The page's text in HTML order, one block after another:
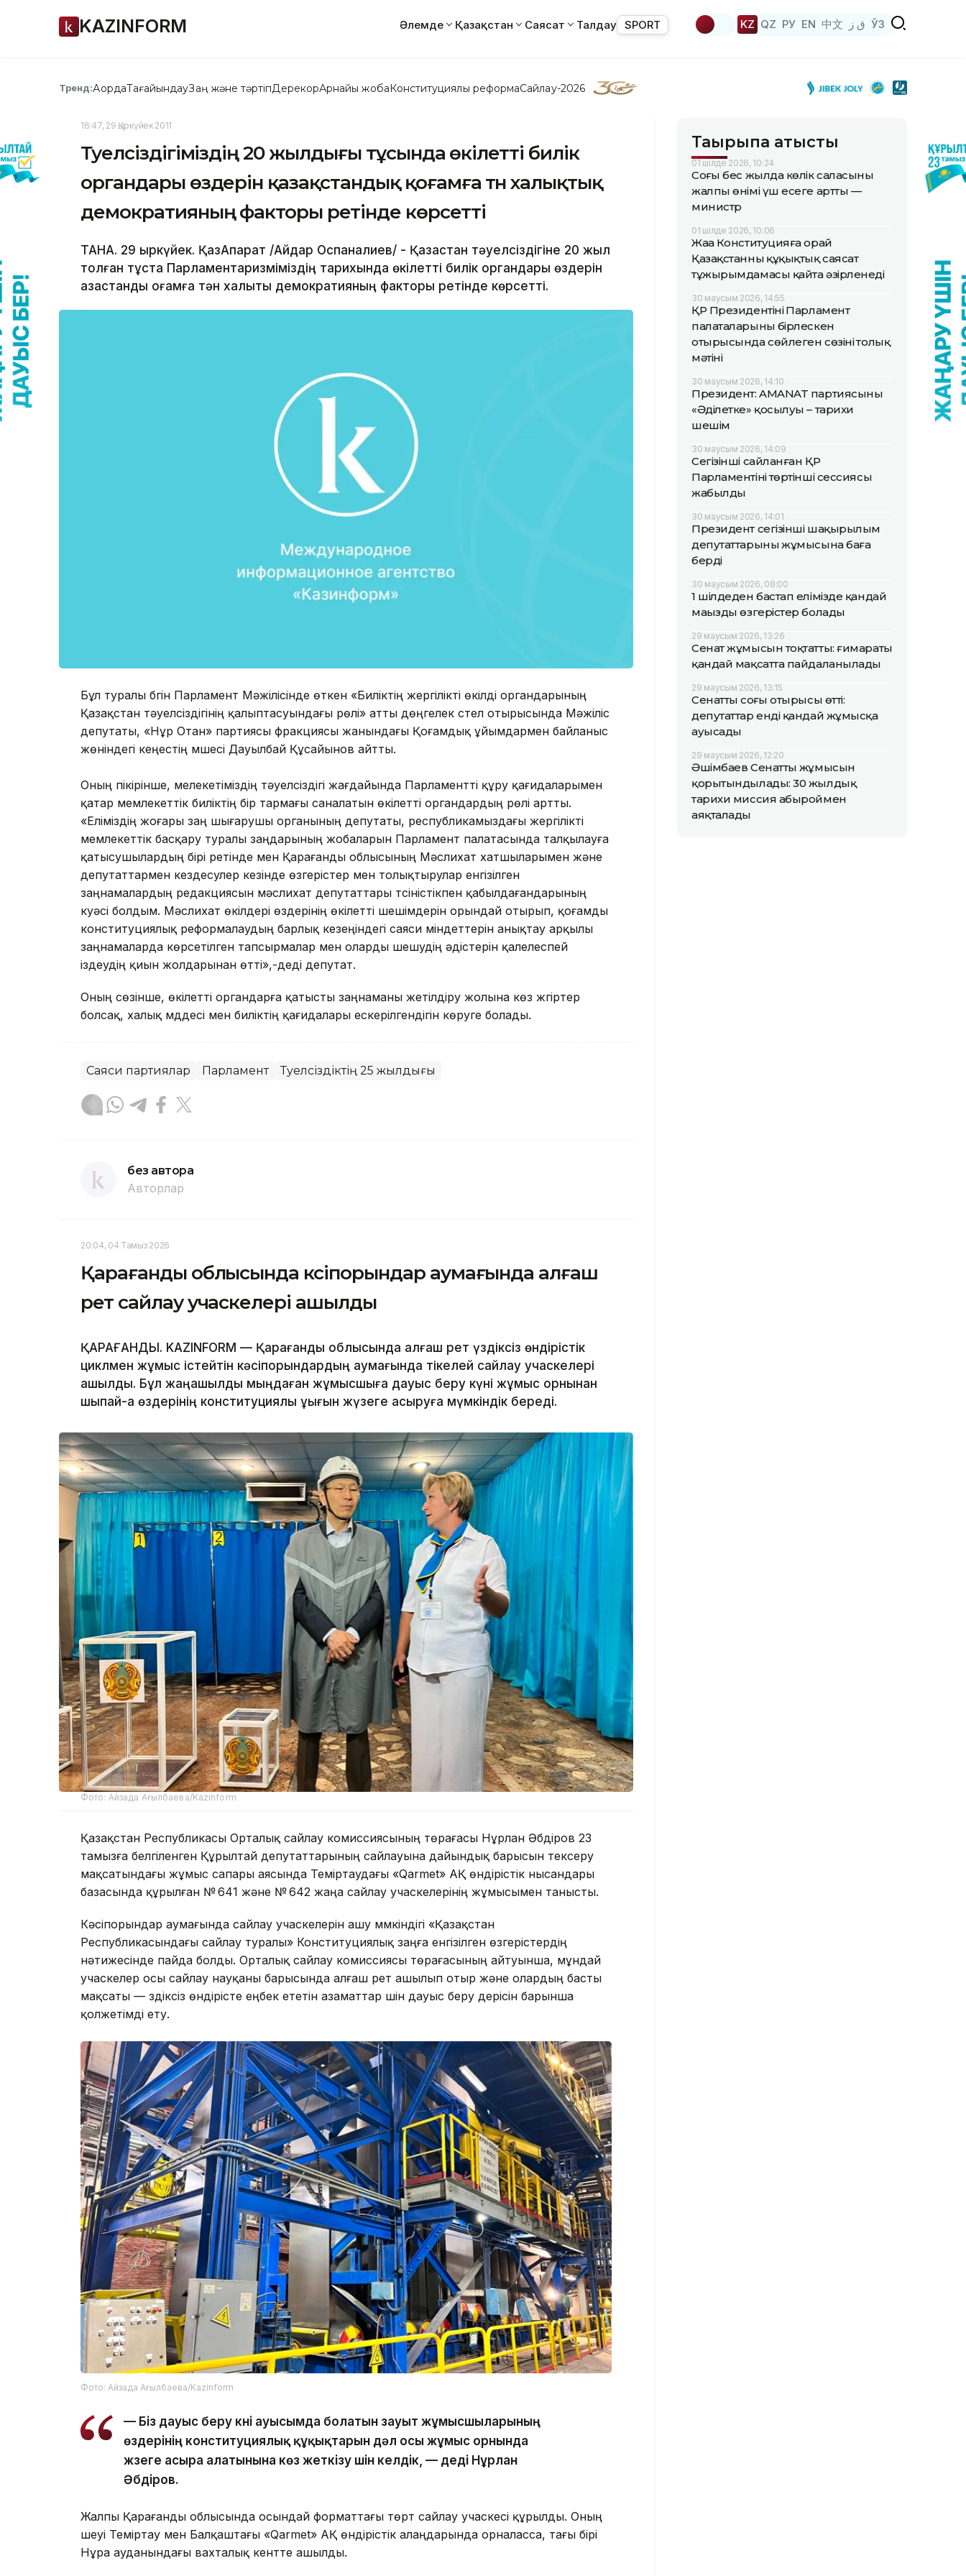
KAZINFORM Әлемде Қазақстан Саясат Талдау SPORT KZ QZ РУ EN 中文 ق ز ЎЗ
Тренд:АқордаТағайындауЗаң және тәртіпДерекқорАрнайы жобаКонституциялық реформаСайлау-2026
16:47, 29 Қыркүйек 2011
Тәуелсіздігіміздің 20 жылдығы тұсында өкілетті билік
органдары өздерін қазақстандық қоғамға тән халықтық
демократияның факторы ретінде көрсетті
ТАНА. 29 қыркүйек. ҚазАқпарат /Айдар Оспаналиев/ - Қазақстан тәуелсіздігіне 20 жыл
толған тұста Парламентаризміміздің тарихында өкілетті билік органдары өздерін
қазақстандық қоғамға тән халықтық демократияның факторы ретінде көрсетті.
Бұл туралы бүгін Парламент Мәжілісінде өткен «Биліктің жергілікті өкілді органдарының
Қазақстан тәуелсіздігінің қалыптасуындағы рөлі» атты дөңгелек үстел отырысында Мәжіліс
депутаты, «Нұр Отан» партиясы фракциясы жанындағы Қоғамдық ұйымдармен байланыс
жөніндегі кеңестің мүшесі Дауылбай Құсайынов айтты.
Оның пікірінше, мелекетіміздің тәуелсіздігі жағдайында Парламентті құру қағидаларымен
қатар мемлекеттік биліктің бір тармағы саналатын өкілетті органдардың рөлі артты.
«Еліміздің жоғары заң шығарушы органының депутаты, республикамыздағы жергілікті
мемлекеттік басқару туралы заңдарының жобаларын Парламент палатасында талқылауға
қатысушылардың бірі ретінде мен Қарағанды облысының Мәслихат хатшыларымен және
депутаттармен кездесулер кезінде өзгерістер мен толықтырулар енгізілген
заңнамалардың редакциясын мәслихат депутаттары түсіністікпен қабылдағандарының
куәсі болдым. Мәслихат өкілдері өздерінің өкілетті шешімдерін орындай отырып, қоғамды
конституциялық реформалаудың барлық кезеңіндегі саяси міндеттерін анықтау арқылы
заңнамаларда көрсетілген тапсырмалар мен оларды шешудің әдістерін қалелеспей
іздеудің қиын жолдарынан өтті»,-деді депутат.
Оның сөзінше, өкілетті органдарға қатысты заңнаманы жетілдіру жолына көз жүгіртер
болсақ, халық мүддесі мен биліктің қағидалары ескерілгендігін көруге болады.
Саяси партиялар Парламент Тәуелсіздіктің 25 жылдығы
без автора
Авторлар
20:04, 04 Тамыз 2026
Қарағанды облысында кәсіпорындар аумағында алғаш
рет сайлау учаскелері ашылды
ҚАРАҒАНДЫ. KAZINFORM — Қарағанды облысында алғаш рет үздіксіз өндірістік
циклмен жұмыс істейтін кәсіпорындардың аумағында тікелей сайлау учаскелері
ашылды. Бұл жаңашылдық мыңдаған жұмысшыға дауыс беру күні жұмыс орнынан
шықпай-ақ өздерінің конституциялық құқығын жүзеге асыруға мүмкіндік береді.
Фото: Айзада Ағылбаева/Kazinform
Қазақстан Республикасы Орталық сайлау комиссиясының төрағасы Нұрлан Әбдіров 23
тамызға белгіленген Құрылтай депутаттарының сайлауына дайындық барысын тексеру
мақсатындағы жұмыс сапары аясында Теміртаудағы «Qarmet» АҚ өндірістік нысандары
базасында құрылған № 641 және № 642 жаңа сайлау учаскелерінің жұмысымен танысты.
Кәсіпорындар аумағында сайлау учаскелерін ашу мүмкіндігі «Қазақстан
Республикасындағы сайлау туралы» Конституциялық заңға енгізілген өзгерістердің
нәтижесінде пайда болды. Орталық сайлау комиссиясы төрағасының айтуынша, мұндай
учаскелер осы сайлау науқаны барысында алғаш рет ашылып отыр және олардың басты
мақсаты — үздіксіз өндірісте еңбек ететін азаматтар үшін дауыс беру үдерісін барынша
қолжетімді ету.
Фото: Айзада Ағылбаева/Kazinform
— Біз дауыс беру күні ауысымда болатын зауыт жұмысшыларының
өздерінің конституциялық құқықтарын дәл осы жұмыс орнында
жүзеге асыра алатынына көз жеткізу үшін келдік, — деді Нұрлан
Әбдіров.
Жалпы Қарағанды облысында осындай форматтағы төрт сайлау учаскесі құрылды. Оның
үшеуі Теміртау мен Балқаштағы «Qarmet» АҚ өндірістік алаңдарында орналасса, тағы бірі
Нұра ауданындағы вахталық кентте ашылды.
Тақырыпқа қатысты
01 шілде 2026, 10:24
Соңғы бес жылда көлік саласының
жалпы өнімі үш есеге артты —
министр
01 шілде 2026, 10:06
Жаңа Конституцияға орай
Қазақстанның құқықтық саясат
тұжырымдамасы қайта әзірленеді
30 маусым 2026, 14:55
ҚР Президентінің Парламент
палаталарының бірлескен
отырысында сөйлеген сөзінің толық
мәтіні
30 маусым 2026, 14:10
Президент: AMANAT партиясының
«Әділетке» қосылуы – тарихи
шешім
30 маусым 2026, 14:09
Сегізінші сайланған ҚР
Парламентінің төртінші сессиясы
жабылды
30 маусым 2026, 14:01
Президент сегізінші шақырылым
депутаттарының жұмысына баға
берді
30 маусым 2026, 08:00
1 шілдеден бастап елімізде қандай
маңызды өзгерістер болады
29 маусым 2026, 13:26
Сенат жұмысын тоқтатты: ғимараты
қандай мақсатта пайдаланылады
29 маусым 2026, 13:15
Сенаттың соңғы отырысы өтті:
депутаттар енді қандай жұмысқа
ауысады
29 маусым 2026, 12:20
Әшімбаев Сенаттың жұмысын
қорытындылады: 30 жылдық
тарихи миссия абыроймен
аяқталады